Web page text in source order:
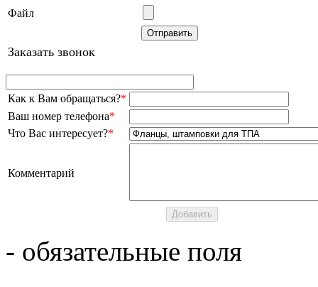
Файл
Заказать звонок
Как к Вам обращаться?*
Ваш номер телефона*
Что Вас интересует?*
Комментарий
- обязательные поля